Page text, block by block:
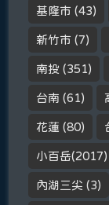
基隆市 (43)
新竹市 (7)
南投 (351)
台南 (61)
花蓮 (80)
小百岳(2017)
內湖三尖 (3)